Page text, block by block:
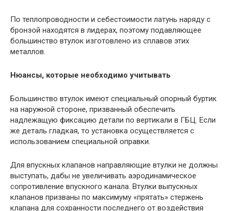
По теплопроводности и себестоимости латунь наряду с
бронзой находятся в лидерах, поэтому подавляющее
большинство втулок изготовлено из сплавов этих
металлов.
Нюансы, которые необходимо учитывать
Большинство втулок имеют специальный опорный буртик
на наружной стороне, призванный обеспечить
надлежащую фиксацию детали по вертикали в ГБЦ. Если
же деталь гладкая, то установка осуществляется с
использованием специальной оправки.
Для впускных клапанов направляющие втулки не должны
выступать, дабы не увеличивать аэродинамическое
сопротивление впускного канала. Втулки выпускных
клапанов призваны по максимуму «прятать» стержень
клапана для сохранности последнего от воздействия